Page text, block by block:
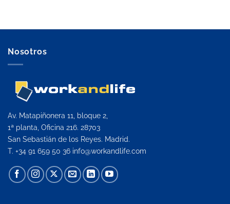
Nosotros
Av. Matapiñonera 11, bloque 2,
1ª planta, Oficina 216. 28703
San Sebastián de los Reyes. Madrid.
T. +34 91 659 50 36 info@workandlife.com